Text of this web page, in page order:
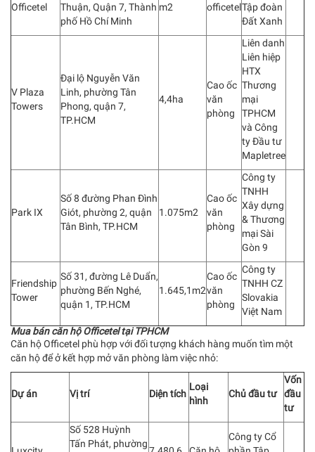
Officetel
Thuận, Quận 7, Thành
phố Hồ Chí Minh
m2
officetelTập đoàn
Đất Xanh
V Plaza
Towers
Đại lộ Nguyễn Văn
Linh, phường Tân
Phong, quận 7,
TP.HCM
4,4ha
Cao ốc
văn
phòng
Liên danh
Liên hiệp
HTX
Thương
mại
TPHCM
và Công
ty Đầu tư
Mapletree
Park IX
Số 8 đường Phan Đình
Giót, phường 2, quận
Tân Bình, TP.HCM
1.075m2
Cao ốc
văn
phòng
Công ty
TNHH
Xây dựng
& Thương
mại Sài
Gòn 9
Friendship
Tower
Số 31, đường Lê Duẩn,
phường Bến Nghé,
quận 1, TP.HCM
1.645,1m2
Cao ốc
văn
phòng
Công ty
TNHH CZ
Slovakia
Việt Nam
Mua bán căn hộ Officetel tại TPHCM
Căn hộ Officetel phù hợp với đối tượng khách hàng muốn tìm một
căn hộ để ở kết hợp mở văn phòng làm việc nhỏ:
Dự án Vị trí Diện tích
Loại
hình
Chủ đầu tư
Vốn
đầu
tư
Số 528 Huỳnh
Tấn Phát, phường
Công ty Cổ